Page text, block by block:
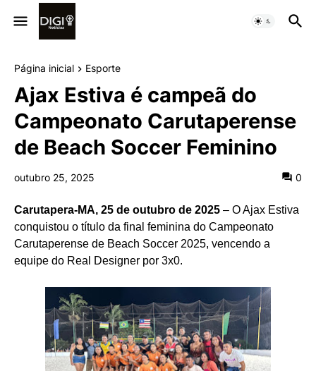
Página inicial Esporte
Ajax Estiva é campeã do
Campeonato Carutaperense
de Beach Soccer Feminino
outubro 25, 2025 0
Carutapera-MA, 25 de outubro de 2025 – O Ajax Estiva
conquistou o título da final feminina do Campeonato
Carutaperense de Beach Soccer 2025, vencendo a
equipe do Real Designer por 3x0.